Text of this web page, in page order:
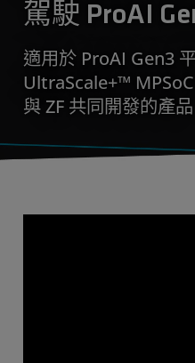
駕駛 ProAI
適用於 ProAI Gen3
UltraScale+™
與 ZF 共同開發的產品